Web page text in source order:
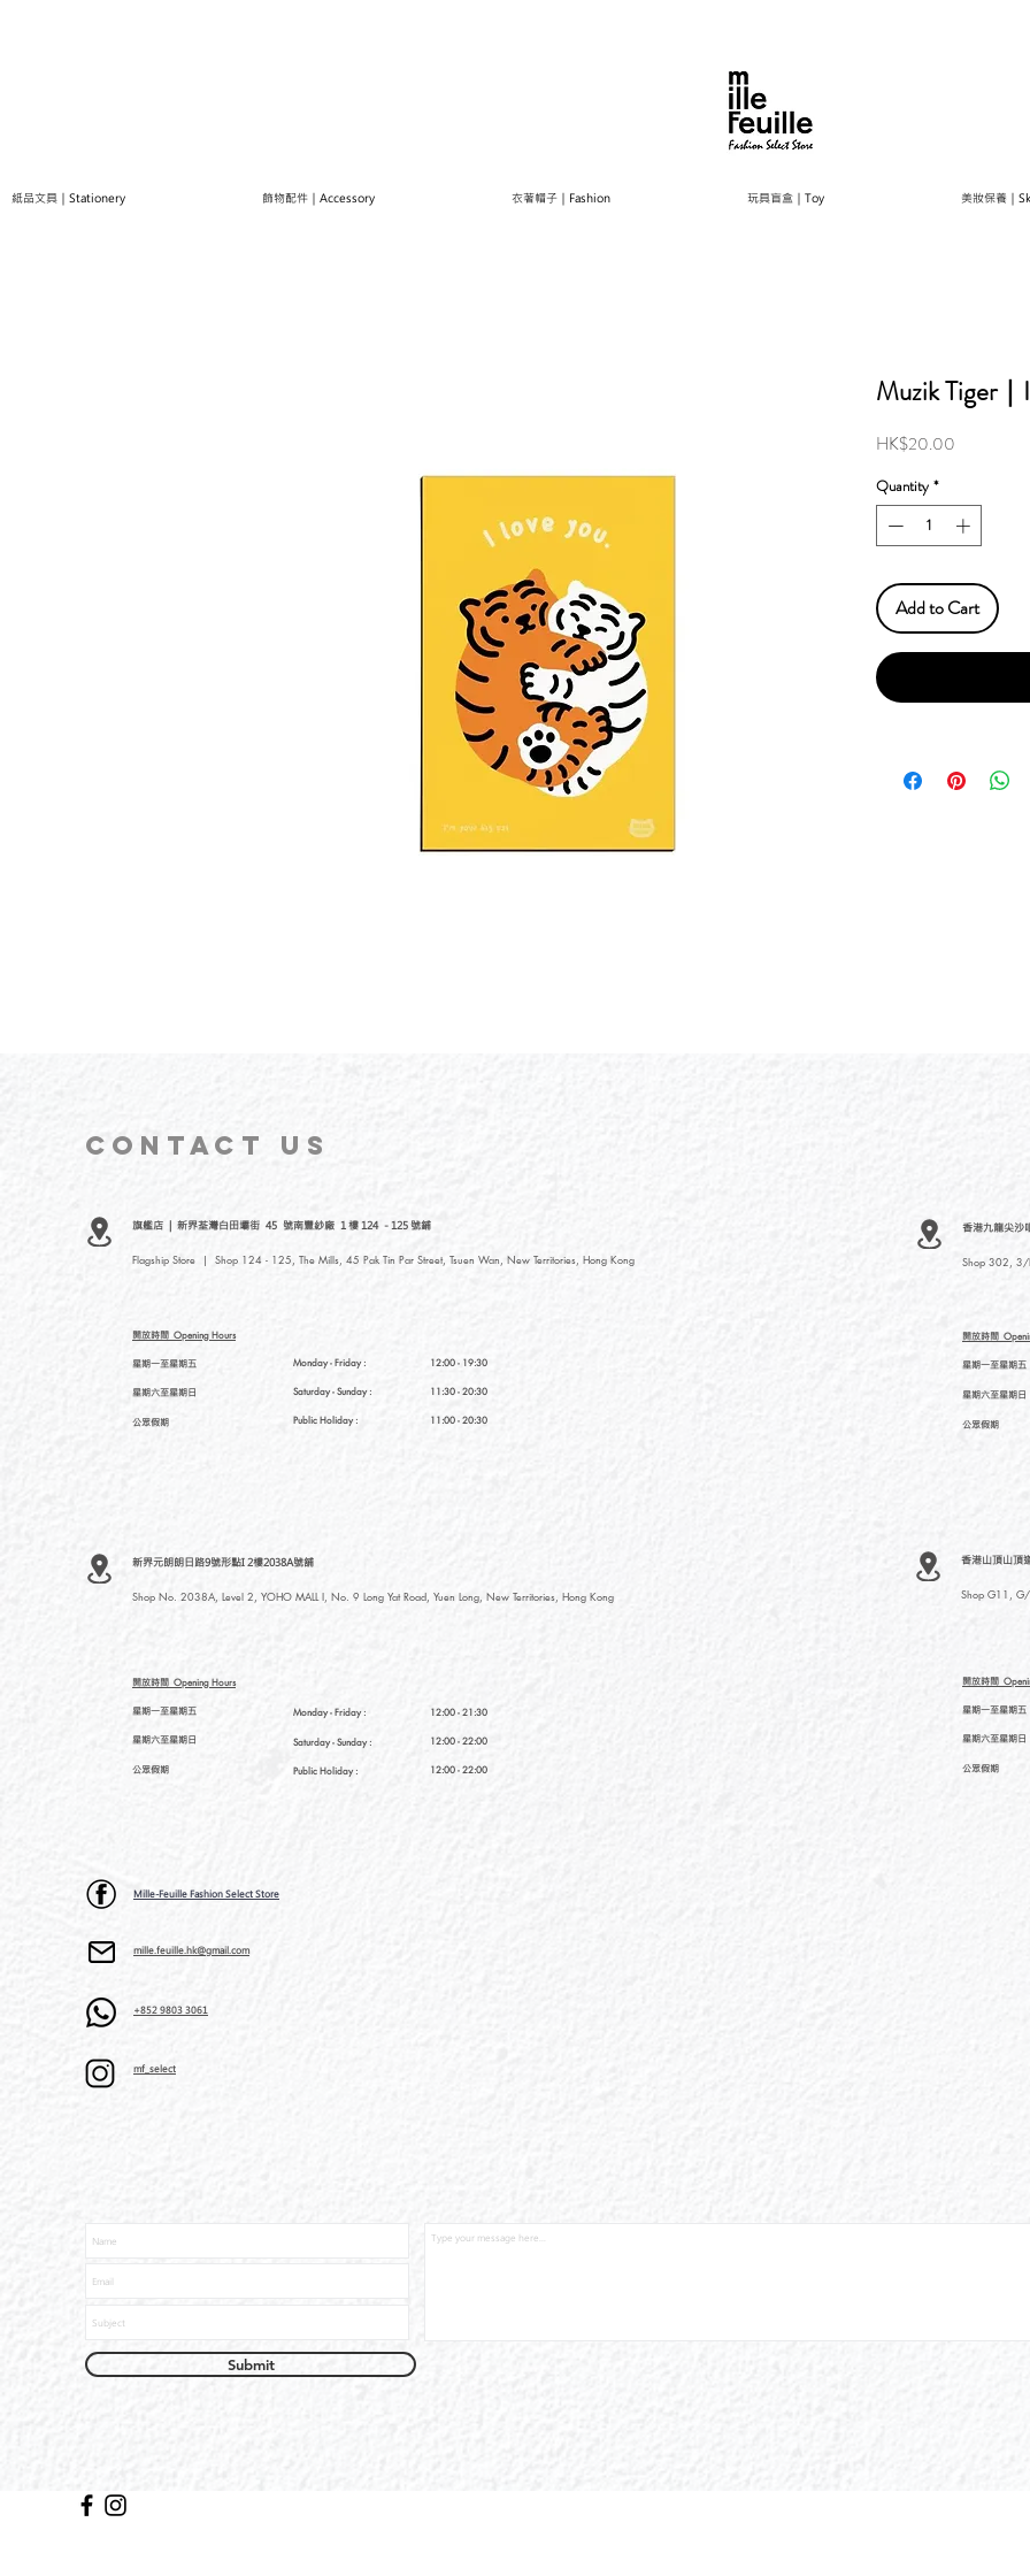
紙品文具｜Stationery 飾物配件｜Accessory 衣著帽子｜Fashion 玩具盲盒｜Toy 美妝保養｜
Muzik Tiger
HK$20.00
Quantity *
Add to Cart
CONTACT US
旗艦店 | 新界荃灣白田壩街 45 號南豐紗廠 1 樓 124 - 125 號鋪
Flagship Store | Shop 124 - 125, The Mills, 45 Pak Tin Par Street, Tsuen Wan, New Territories, Hong Kong
開放時間 Opening Hours
星期一至星期五
星期六至星期日
公眾假期
Monday - Friday :
Saturday- Sunday :
Public Holiday :
12:00 - 19:30
11:30 - 20:30
11:00 - 20:30
新界元朗朗日路9號形點I 2樓2038A號舖
Shop No. 2038A, Level 2, YOHO MALL I, No. 9 Long Yat Road, Yuen Long, New Territories, Hong Kong
開放時間 Opening Hours
星期一至星期五
星期六至星期日
公眾假期
Monday - Friday :
Saturday- Sunday :
Public Holiday :
12:00 - 21:30
12:00 - 22:00
12:00 - 22:00
香港九龍尖沙
Shop 302, 3/
開放時間
星期一至星期五
星期六至星期日
公眾假期
香港山頂山頂
Shop G11, G/
開放時間
星期一至星期五
星期六至星期日
公眾假期
Mille-Feuille Fashion Select Store
mille.feuille.hk@gmail.com
+852 9803 3061
mf_select
Submit